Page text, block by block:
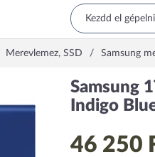
Merevlemez, SSD Samsung
Samsung
Indigo
46 250